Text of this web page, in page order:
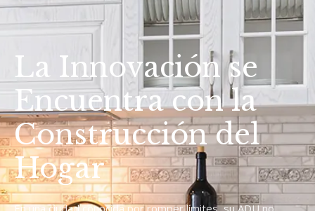
La Innovación se
Encuentra con la
Construcción del
Hogar
En una ciudad conocida por romper límites, su ADU no